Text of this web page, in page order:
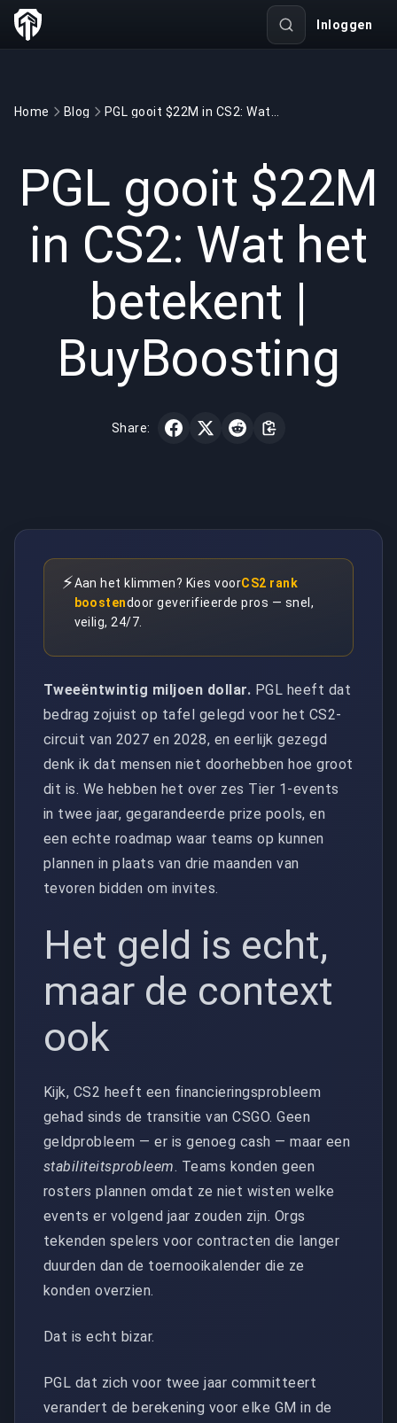
Inloggen
Home Blog
PGL gooit $22M
in CS2: Wat het
betekent |
BuyBoosting
Share:
⚡Aan het klimmen? Kies voorCS2 rank
boostendoor geverifieerde pros — snel,
veilig, 24/7.
Tweeëntwintig miljoen dollar. PGL heeft dat
bedrag zojuist op tafel gelegd voor het CS2-
circuit van 2027 en 2028, en eerlijk gezegd
denk ik dat mensen niet doorhebben hoe groot
dit is. We hebben het over zes Tier 1-events
in twee jaar, gegarandeerde prize pools, en
een echte roadmap waar teams op kunnen
plannen in plaats van drie maanden van
tevoren bidden om invites.
Het geld is echt,
maar de context
ook
Kijk, CS2 heeft een financieringsprobleem
gehad sinds de transitie van CSGO. Geen
geldprobleem — er is genoeg cash — maar een
stabiliteitsprobleem. Teams konden geen
rosters plannen omdat ze niet wisten welke
events er volgend jaar zouden zijn. Orgs
tekenden spelers voor contracten die langer
duurden dan de toernooikalender die ze
konden overzien.
Dat is echt bizar.
PGL dat zich voor twee jaar committeert
verandert de berekening voor elke GM in de